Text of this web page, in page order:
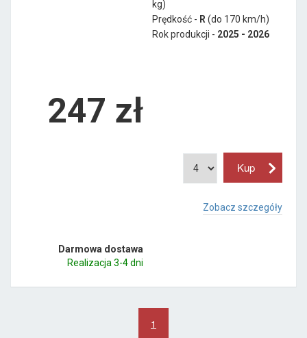
kg)
Prędkość - R (do 170 km/h)
Rok produkcji - 2025 - 2026
247 zł
Zobacz szczegóły
Darmowa dostawa
Realizacja 3-4 dni
1